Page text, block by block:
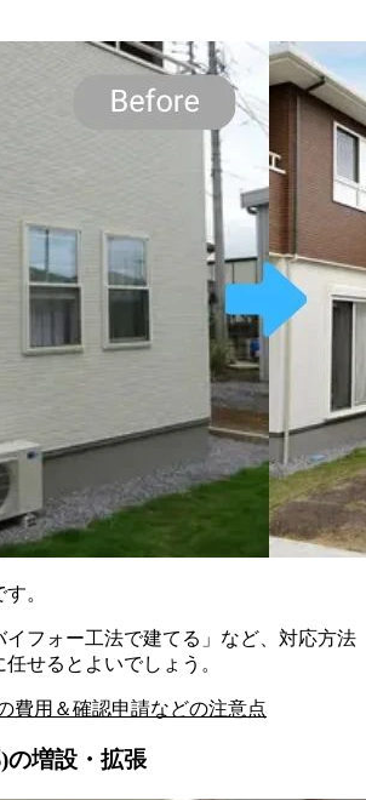
す。
イフォー工法で建てる」など、対応方法
せるとよいでしょう。
費用＆確認申請などの注意点
の増設・拡張